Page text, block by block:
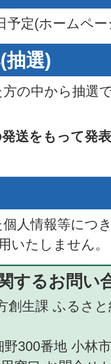
予定(ホームペ
抽選)
の中から抽選
送をもって発
人情報等につ
いたしません。
するお問い
創生課 ふるさ
野300番地 小林